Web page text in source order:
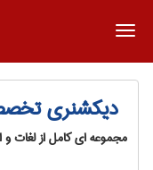
دیکشنری
مجموعه ای کامل از